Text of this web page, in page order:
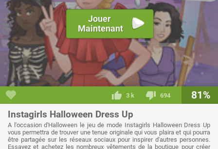
Jouer
Maintenant
3 k 694 81%
Instagirls Halloween Dress Up
A l'occasion d'Halloween le jeu de mode Instagirls Halloween Dress Up
vous permettra de trouver une tenue originale qui vous plaira et qui pourra
être partagée sur les réseaux sociaux pour inspirer d'autres personnes.
Essayez et achetez les nombreux vêtements de la boutique pour créer